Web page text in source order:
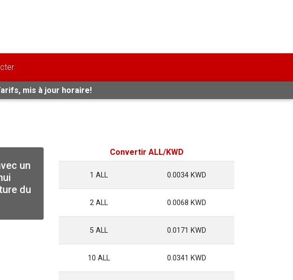
mis à jour horaire!
un
du
Convertir ALL/KWD
1 ALL 0.0034 KWD
2 ALL 0.0068 KWD
5 ALL 0.0171 KWD
10 ALL 0.0341 KWD